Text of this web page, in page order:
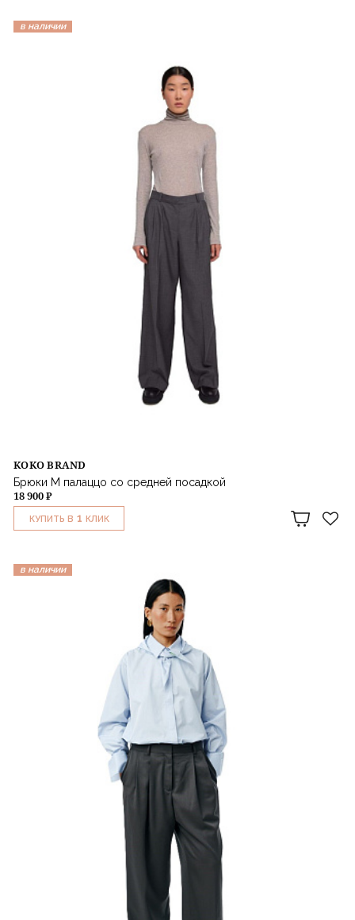
в наличии
KOKO BRAND
Брюки М палаццо со средней посадкой
18 900 ₽
КУПИТЬ В 1 КЛИК
в наличии